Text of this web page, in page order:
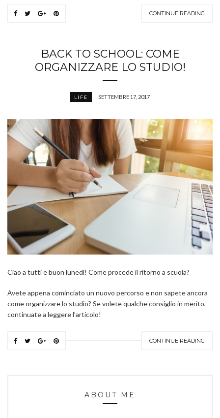
CONTINUE READING
BACK TO SCHOOL: COME
ORGANIZZARE LO STUDIO!
LIFE SETTEMBRE 17, 2017
Ciao a tutti e buon lunedì! Come procede il ritorno a scuola?
Avete appena cominciato un nuovo percorso e non sapete ancora
come organizzare lo studio? Se volete qualche consiglio in merito,
continuate a leggere l’articolo!
CONTINUE READING
ABOUT ME